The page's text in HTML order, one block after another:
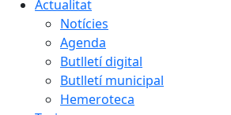
Actualitat
Notícies
Agenda
Butlletí digital
Butlletí municipal
Hemeroteca